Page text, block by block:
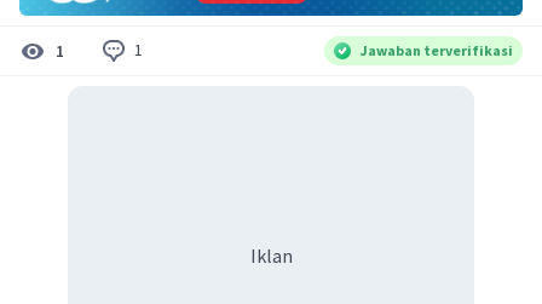
1 1 Jawaban terverifikasi
Iklan